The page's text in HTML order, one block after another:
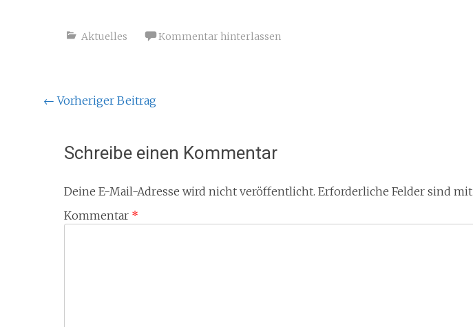
Aktuelles Kommentar hinterlassen
Beitragsnavigation
← Vorheriger Beitrag
Schreibe einen Kommentar
Deine E-Mail-Adresse wird nicht veröffentlicht. Erforderliche Felder sind mit
Kommentar *